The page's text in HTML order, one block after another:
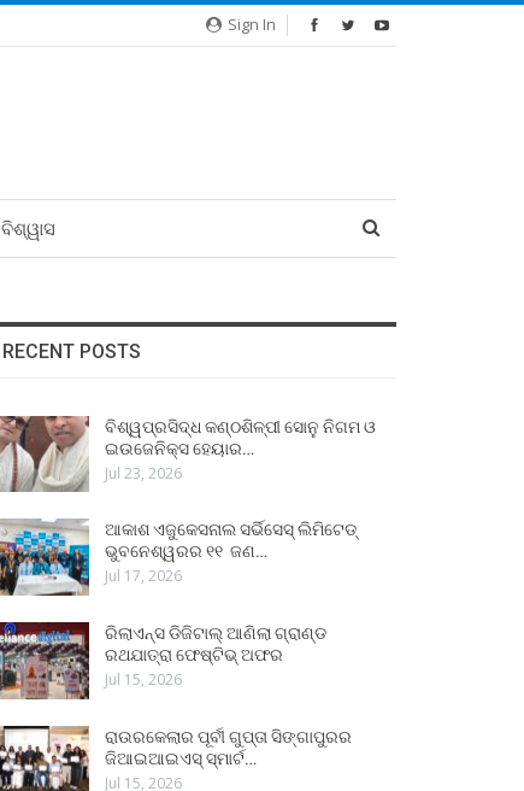
Sign In
ବିଶ୍ୱାସ
RECENT POSTS
ବିଶ୍ୱପ୍ରସିଦ୍ଧ କଣ୍ଠଶିଳ୍ପୀ ସୋନୁ ନିଗମ ଓ
ଇଉଜେନିକ୍ସ ହେୟାର…
Jul 23, 2026
ଆକାଶ ଏଜୁକେସନାଲ ସର୍ଭିସେସ୍ ଲିମିଟେଡ୍
ଭୁବନେଶ୍ୱରର ୧୧ ଜଣ…
Jul 17, 2026
ରିଲାଏନ୍ସ ଡିଜିଟାଲ୍ ଆଣିଲା ଗ୍ରାଣ୍ଡ
ରଥଯାତ୍ରା ଫେଷ୍ଟିଭ୍ ଅଫର
Jul 15, 2026
ରାଉରକେଲାର ପୂର୍ବୀ ଗୁପ୍ତା ସିଙ୍ଗାପୁରର
ଜିଆଇଆଇଏସ୍ ସ୍ମାର୍ଟ…
Jul 15, 2026